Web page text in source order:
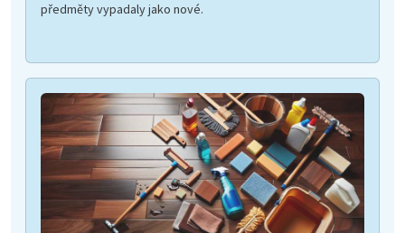
předměty vypadaly jako nové.